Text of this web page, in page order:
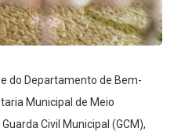
do Departamento de Bem-
Municipal de Meio
Civil Municipal (GCM),